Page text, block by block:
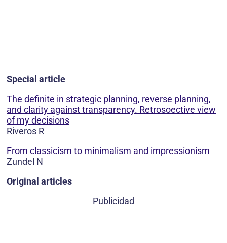
Special article
The definite in strategic planning, reverse planning,
and clarity against transparency. Retrosoective view
of my decisions
Riveros R
From classicism to minimalism and impressionism
Zundel N
Original articles
Publicidad